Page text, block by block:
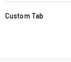
Custom Tab